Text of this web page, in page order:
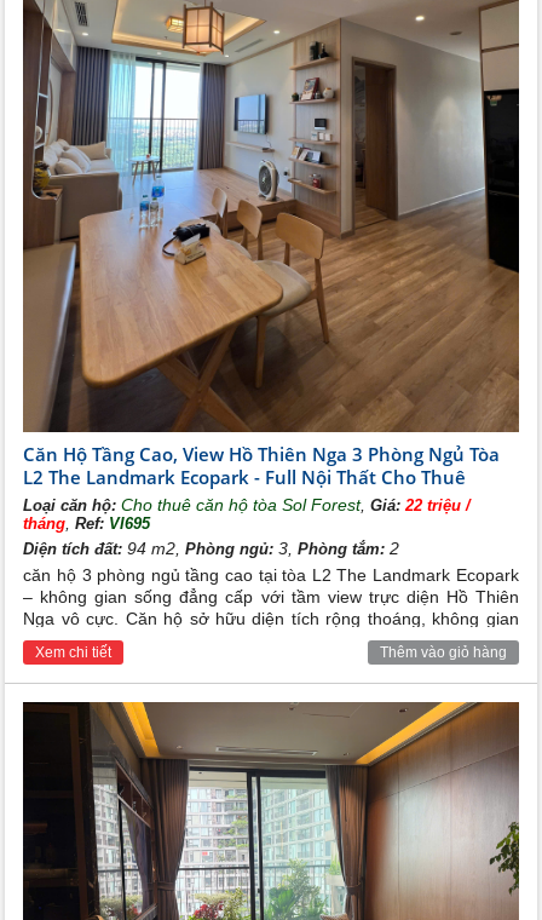
Căn Hộ Tầng Cao, View Hồ Thiên Nga 3 Phòng Ngủ Tòa
L2 The Landmark Ecopark - Full Nội Thất Cho Thuê
Loại căn hộ: Cho thuê căn hộ tòa Sol Forest,Giá:22 triệu /
tháng ,Ref: VI695
Diện tích đất: 94 m2,Phòng ngủ: 3,Phòng tắm: 2
căn hộ 3 phòng ngủ tầng cao tại tòa L2 The Landmark Ecopark
– không gian sống đẳng cấp với tầm view trực diện Hồ Thiên
Nga vô cực. Căn hộ sở hữu diện tích rộng thoáng, không gian
lộng gió và được trang bị hệ thống full nội thất hiện đại, sang
trọng. Tận hưởng trọn vẹn cuộc sống chuẩn resort 5 sao giữa
đại đô thị xanh!
Xem chi tiết Thêm vào giỏ hàng